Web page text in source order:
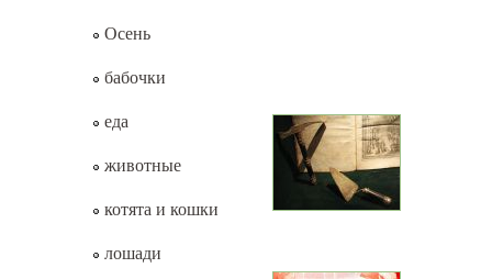
Осень
бабочки
еда
животные
котята и кошки
лошади